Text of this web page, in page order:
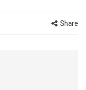
Share